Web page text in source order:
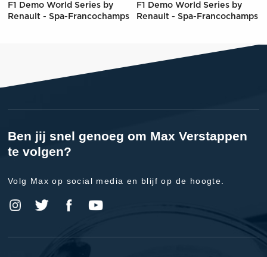
F1 Demo World Series by
Renault - Spa-Francochamps
F1 Demo World Series by
Renault - Spa-Francochamps
Ben jij snel genoeg om Max Verstappen
te volgen?
Volg Max op social media en blijf op de hoogte.